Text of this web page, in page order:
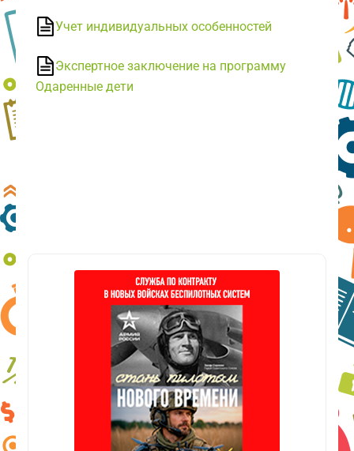
Учет индивидуальных особенностей
Экспертное заключение на программу
Одаренные дети